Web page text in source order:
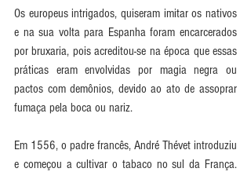
Os europeus intrigados, quiseram imitar os nativos
e na sua volta para Espanha foram encarcerados
por bruxaria, pois acreditou-se na época que essas
práticas eram envolvidas por magia negra ou
pactos com demônios, devido ao ato de assoprar
fumaça pela boca ou nariz.
Em 1556, o padre francês, André Thévet introduziu
e começou a cultivar o tabaco no sul da França.